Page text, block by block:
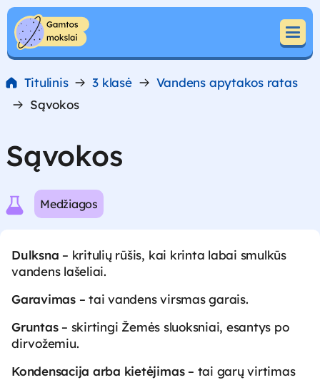
Pereiti prie turinio
Pereiti prie turinio
Titulinis 3 klasė
Vandens apytakos ratas
Sąvokos
Sąvokos
Medžiagos
Dulksna – kritulių rūšis, kai krinta labai smulkūs
vandens lašeliai.
Garavimas – tai vandens virsmas garais.
Gruntas – skirtingi Žemės sluoksniai, esantys po
dirvožemiu.
Kondensacija arba kietėjimas– tai garų virtimas